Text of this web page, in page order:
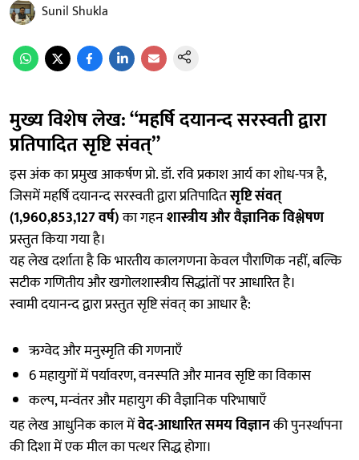
Sunil Shukla
मुख्य विशेष लेख: “महर्षि दयानन्द सरस्वती द्वारा
प्रतिपादित सृष्टि संवत्”
इस अंक का प्रमुख आकर्षण प्रो. डॉ. रवि प्रकाश आर्य का शोध-पत्र है,
जिसमें महर्षि दयानन्द सरस्वती द्वारा प्रतिपादितसृष्टि संवत्
(1,960,853,127 वर्ष)का गहनशास्त्रीय और वैज्ञानिक विश्लेषण
प्रस्तुत किया गया है।
यह लेख दर्शाता है कि भारतीय कालगणना केवल पौराणिक नहीं, बल्कि
सटीक गणितीय और खगोलशास्त्रीय सिद्धांतों पर आधारित है।
स्वामी दयानन्द द्वारा प्रस्तुत सृष्टि संवत् का आधार है:
ऋग्वेद और मनुस्मृति की गणनाएँ
6 महायुगों में पर्यावरण, वनस्पति और मानव सृष्टि का विकास
कल्प, मन्वंतर और महायुग की वैज्ञानिक परिभाषाएँ
यह लेख आधुनिक काल मेंवेद-आधारित समय विज्ञानकी पुनर्स्थापना
की दिशा में एक मील का पत्थर सिद्ध होगा।